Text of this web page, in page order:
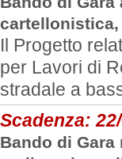
Il Progetto
per Lavori di
stradale a
Scadenza:
Bando di